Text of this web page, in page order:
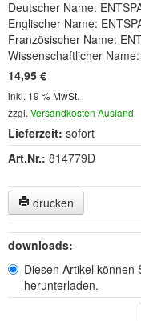
Spezial, Buch (28)
Engl./Franz.
Themensuche
Soundarchiv
14,95 €
inkl. 19 % MwSt.
zzgl. Versandkosten Ausland
Lieferzeit: sofort
Art.Nr.: 814779D
drucken
downloads:
Diesen Artikel können
herunterladen.